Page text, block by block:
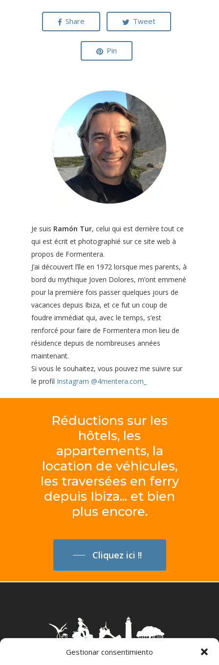
Gestionar consentimiento
Share Tweet
Pin
Je suis Ramón Tur, celui qui est derrière tout ce
qui est écrit et photographié sur ce site web à
propos de Formentera.
J’ai découvert l’île en 1972 lorsque mes parents, à
bord du mythique Joven Dolores, m’ont emmené
pour la première fois passer quelques jours de
vacances depuis Ibiza, et ce fut un coup de
foudre immédiat qui, avec le temps, s’est
renforcé pour faire de Formentera mon lieu de
résidence depuis de nombreuses années
maintenant.
Si vous le souhaitez, vous pouvez me suivre sur
le profil Instagram @4mentera.com_
Réductions sur les
hôtels, les
appartements, la
location de véhicules,
les traversées en ferry
depuis Ibiza... et bien
plus encore.
Cliquez ici !!